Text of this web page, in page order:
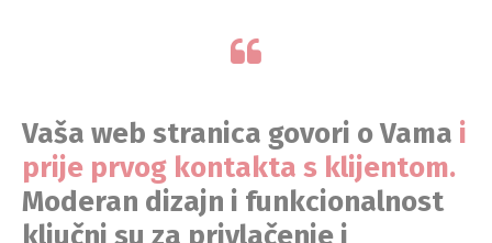
Vaša web stranica govori o Vama i
prije prvog kontakta s klijentom.
Moderan dizajn i funkcionalnost
ključni su za privlačenje i